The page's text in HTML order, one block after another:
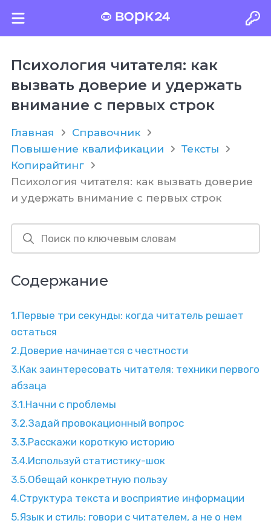
Психология читателя: как
вызвать доверие и удержать
внимание с первых строк
Главная
Справочник
Повышение квалификации
Тексты
Копирайтинг
Психология читателя: как вызвать доверие
и удержать внимание с первых строк
Содержание
1.Первые три секунды: когда читатель решает
остаться
2.Доверие начинается с честности
3.Как заинтересовать читателя: техники первого
абзаца
3.1.Начни с проблемы
3.2.Задай провокационный вопрос
3.3.Расскажи короткую историю
3.4.Используй статистику-шок
3.5.Обещай конкретную пользу
4.Структура текста и восприятие информации
5.Язык и стиль: говори с читателем, а не о нем